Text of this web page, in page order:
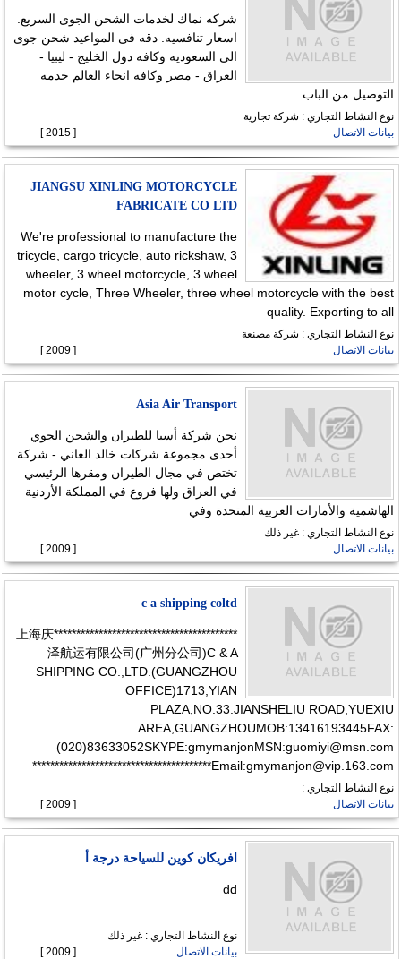
شركه نماك لخدمات الشحن الجوى السريع.
اسعار تنافسيه. دقه فى المواعيد شحن جوى
الى السعوديه وكافه دول الخليج - ليبيا -
العراق - مصر وكافه انحاء العالم خدمه
التوصيل من الباب
نوع النشاط التجاري : شركة تجارية
بيانات الاتصال
[ 2015 ]
JIANGSU XINLING MOTORCYCLE
FABRICATE CO LTD
We're professional to manufacture the
tricycle, cargo tricycle, auto rickshaw, 3
wheeler, 3 wheel motorcycle, 3 wheel
motor cycle, Three Wheeler, three wheel motorcycle with the best
quality. Exporting to all
نوع النشاط التجاري : شركة مصنعة
بيانات الاتصال
[ 2009 ]
Asia Air Transport
نحن شركة أسيا للطيران والشحن الجوي
أحدى مجموعة شركات خالد العاني - شركة
تختص في مجال الطيران ومقرها الرئيسي
في العراق ولها فروع في المملكة الأردنية
الهاشمية والأمارات العربية المتحدة وفي
نوع النشاط التجاري : غير ذلك
بيانات الاتصال
[ 2009 ]
c a shipping coltd
*****************************************上海庆
泽航运有限公司(广州分公司)C & A
SHIPPING CO.,LTD.(GUANGZHOU
OFFICE)1713,YIAN
PLAZA,NO.33.JIANSHELIU ROAD,YUEXIU
AREA,GUANGZHOUMOB:13416193445FAX:
(020)83633052SKYPE:gmymanjonMSN:guomiyi@msn.com
Email:gmymanjon@vip.163.com
****************************************
نوع النشاط التجاري :
بيانات الاتصال
[ 2009 ]
افريكان كوين للسياحة درجة أ
dd
نوع النشاط التجاري : غير ذلك
بيانات الاتصال
[ 2009 ]